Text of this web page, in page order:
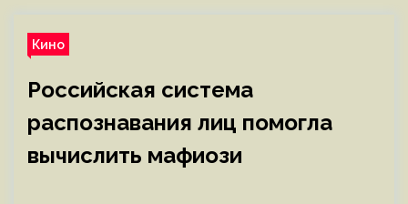
Кино
Российская система
распознавания лиц помогла
вычислить мафиози